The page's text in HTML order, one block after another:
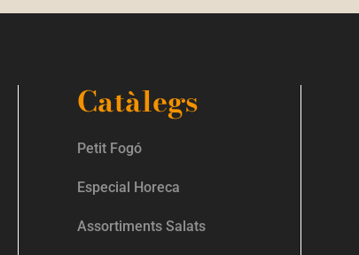
Catàlegs
Petit Fogó
Especial Horeca
Assortiments Salats